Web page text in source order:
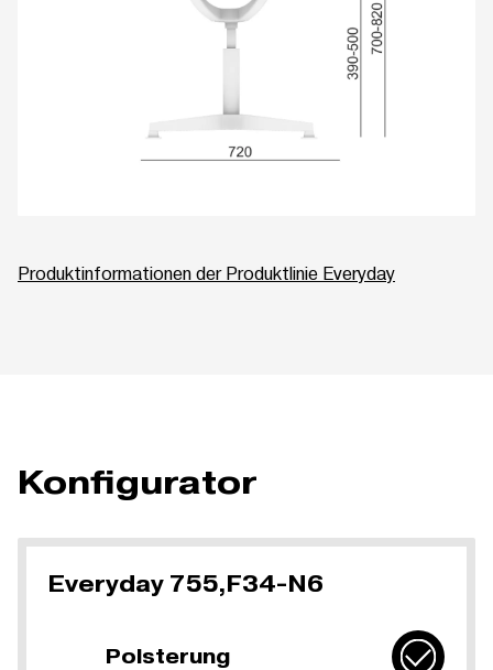
Produktinformationen der Produktlinie Everyday
Konfigurator
Everyday 755,F34-N6
Polsterung